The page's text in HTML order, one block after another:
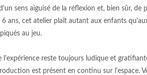
sens aiguisé de la réflexion et, bien sûr, de
ans, cet atelier plaît autant aux enfants
au jeu.
l'expérience reste toujours ludique et
est présent en continu sur l'espace.